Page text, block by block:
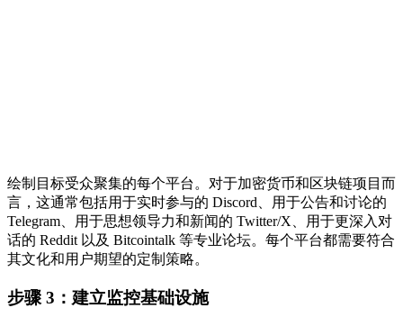
绘制目标受众聚集的每个平台。对于加密货币和区块链项目而
言，这通常包括用于实时参与的 Discord、用于公告和讨论的
Telegram、用于思想领导力和新闻的 Twitter/X、用于更深入对
话的 Reddit 以及 Bitcointalk 等专业论坛。每个平台都需要符合
其文化和用户期望的定制策略。
步骤 3：建立监控基础设施